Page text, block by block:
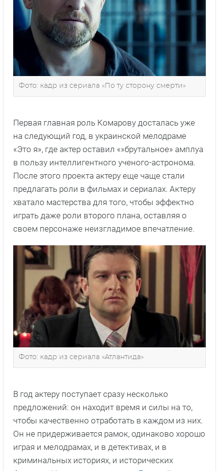
Фото: кадр из сериала «По ту сторону смерти»
Первая главная роль Комарову досталась уже
на следующий год, в украинской мелодраме
«Это я», где актер оставил «»брутальное» амплуа
в пользу интеллигентного ученого-астронома.
После этого проекта актеру еще чаще стали
предлагать роли в фильмах и сериалах. Актеру
хватало мастерства для того, чтобы эффектно
играть даже роли второго плана, оставляя о
своем персонаже неизгладимое впечатление.
Фото: кадр из сериала «Атлантида»
В год актеру поступает сразу несколько
предложений: он находит время и силы на то,
чтобы качественно отработать в каждом из них.
Он не придерживается рамок, одинаково хорошо
играя и мелодрамах, и в детективах, и в
криминальных историях, и исторических